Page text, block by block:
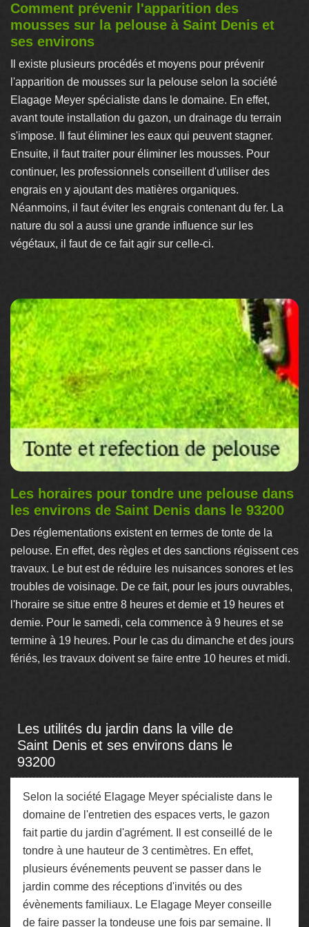
Comment prévenir l'apparition des
mousses sur la pelouse à Saint Denis et
ses environs
Il existe plusieurs procédés et moyens pour prévenir
l'apparition de mousses sur la pelouse selon la société
Elagage Meyer spécialiste dans le domaine. En effet,
avant toute installation du gazon, un drainage du terrain
s'impose. Il faut éliminer les eaux qui peuvent stagner.
Ensuite, il faut traiter pour éliminer les mousses. Pour
continuer, les professionnels conseillent d'utiliser des
engrais en y ajoutant des matières organiques.
Néanmoins, il faut éviter les engrais contenant du fer. La
nature du sol a aussi une grande influence sur les
végétaux, il faut de ce fait agir sur celle-ci.
Les horaires pour tondre une pelouse dans
les environs de Saint Denis dans le 93200
Des réglementations existent en termes de tonte de la
pelouse. En effet, des règles et des sanctions régissent ces
travaux. Le but est de réduire les nuisances sonores et les
troubles de voisinage. De ce fait, pour les jours ouvrables,
l'horaire se situe entre 8 heures et demie et 19 heures et
demie. Pour le samedi, cela commence à 9 heures et se
termine à 19 heures. Pour le cas du dimanche et des jours
fériés, les travaux doivent se faire entre 10 heures et midi.
Les utilités du jardin dans la ville de
Saint Denis et ses environs dans le
93200
Selon la société Elagage Meyer spécialiste dans le
domaine de l'entretien des espaces verts, le gazon
fait partie du jardin d'agrément. Il est conseillé de le
tondre à une hauteur de 3 centimètres. En effet,
plusieurs événements peuvent se passer dans le
jardin comme des réceptions d'invités ou des
évènements familiaux. Le Elagage Meyer conseille
de faire passer la tondeuse une fois par semaine. Il